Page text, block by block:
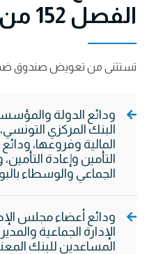
الفصل 152 من نفس القانون.
تستثنى من تعويض صندوق ضمان
ودائع الدولة
البنك المركزي
المالية وفروعها،
التأمين وإعادة
الجماعي والوسطاء
ودائع أعضاء مجلس
الإدارة الجماعية
المساعدين للبنك